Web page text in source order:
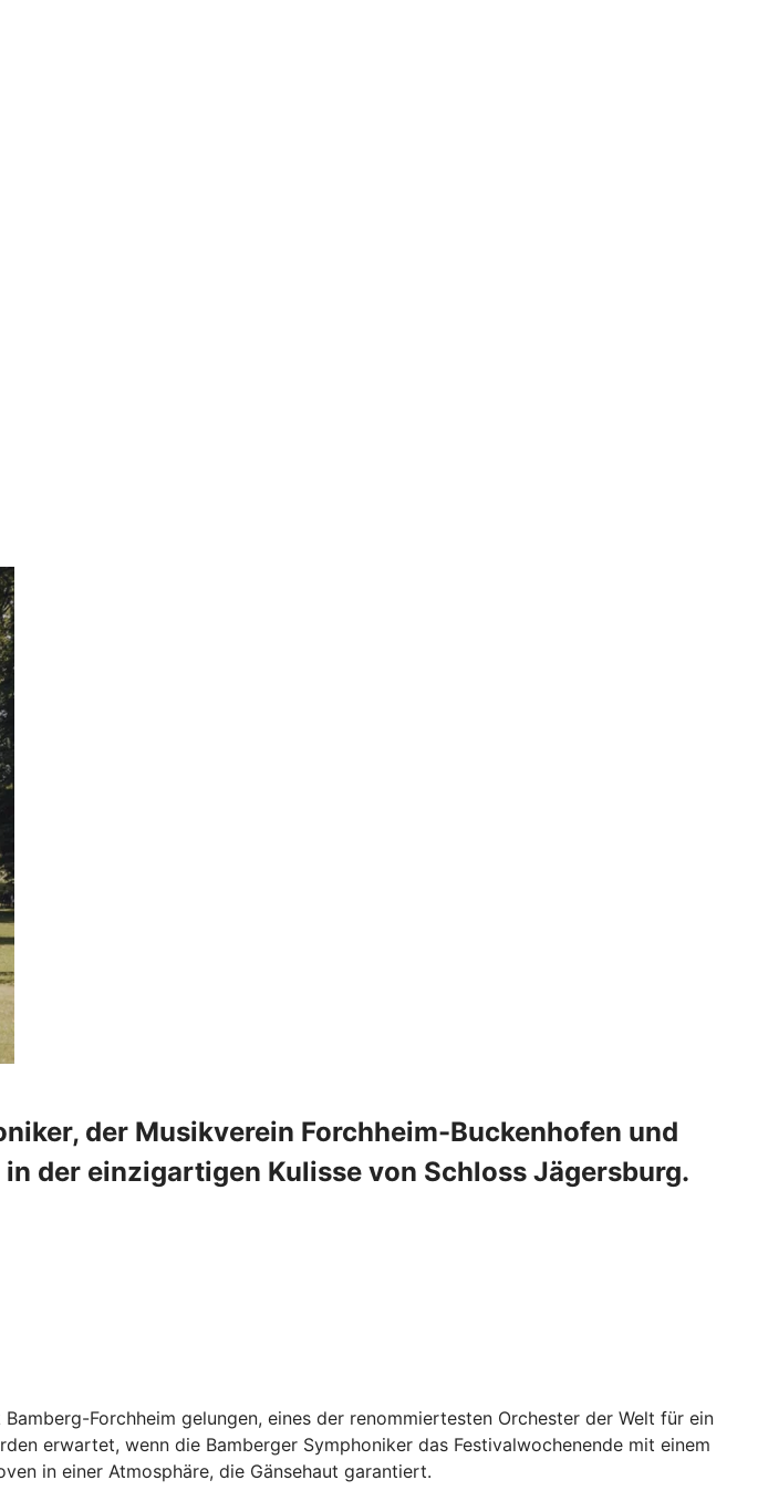
der Musikverein Forchheim-Buckenhofen und
in der einzigartigen Kulisse von Schloss Jägersburg.
Forchheim gelungen, eines der renommiertesten Orchester der Welt für ein
erwartet, wenn die Bamberger Symphoniker das Festivalwochenende mit einem
in einer Atmosphäre, die Gänsehaut garantiert.